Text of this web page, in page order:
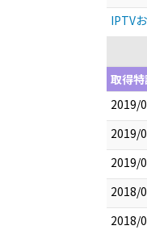
IPTV
取得
2019/
2019/
2019/
2018/
2018/